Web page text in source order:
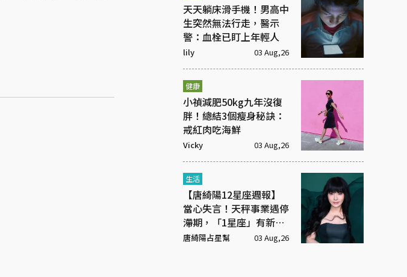
天天躺床滑手機！男高中
生突然無法行走，醫示
警：血栓已盯上年輕人
lily 03 Aug,26
健康
小禎減肥50kg九年沒復
胖！總結3個瘦身秘訣：
戒紅肉吃海鮮
Vicky 03 Aug,26
生活
【唐綺陽12星座週報】
當心失言！天秤事業遇停
滯期，「1星座」有新戀
情
唐綺陽占星幫 03 Aug,26